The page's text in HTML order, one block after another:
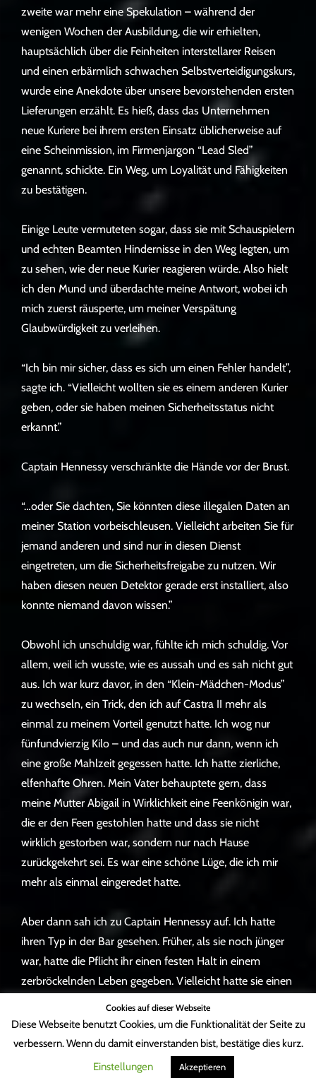
zweite war mehr eine Spekulation – während der
wenigen Wochen der Ausbildung, die wir erhielten,
hauptsächlich über die Feinheiten interstellarer Reisen
und einen erbärmlich schwachen Selbstverteidigungskurs,
wurde eine Anekdote über unsere bevorstehenden ersten
Lieferungen erzählt. Es hieß, dass das Unternehmen
neue Kuriere bei ihrem ersten Einsatz üblicherweise auf
eine Scheinmission, im Firmenjargon “Lead Sled”
genannt, schickte. Ein Weg, um Loyalität und Fähigkeiten
zu bestätigen.
Einige Leute vermuteten sogar, dass sie mit Schauspielern
und echten Beamten Hindernisse in den Weg legten, um
zu sehen, wie der neue Kurier reagieren würde. Also hielt
ich den Mund und überdachte meine Antwort, wobei ich
mich zuerst räusperte, um meiner Verspätung
Glaubwürdigkeit zu verleihen.
“Ich bin mir sicher, dass es sich um einen Fehler handelt”,
sagte ich. “Vielleicht wollten sie es einem anderen Kurier
geben, oder sie haben meinen Sicherheitsstatus nicht
erkannt.”
Captain Hennessy verschränkte die Hände vor der Brust.
“…oder Sie dachten, Sie könnten diese illegalen Daten an
meiner Station vorbeischleusen. Vielleicht arbeiten Sie für
jemand anderen und sind nur in diesen Dienst
eingetreten, um die Sicherheitsfreigabe zu nutzen. Wir
haben diesen neuen Detektor gerade erst installiert, also
konnte niemand davon wissen.”
Obwohl ich unschuldig war, fühlte ich mich schuldig. Vor
allem, weil ich wusste, wie es aussah und es sah nicht gut
aus. Ich war kurz davor, in den “Klein-Mädchen-Modus”
zu wechseln, ein Trick, den ich auf Castra II mehr als
einmal zu meinem Vorteil genutzt hatte. Ich wog nur
fünfundvierzig Kilo – und das auch nur dann, wenn ich
eine große Mahlzeit gegessen hatte. Ich hatte zierliche,
elfenhafte Ohren. Mein Vater behauptete gern, dass
meine Mutter Abigail in Wirklichkeit eine Feenkönigin war,
die er den Feen gestohlen hatte und dass sie nicht
wirklich gestorben war, sondern nur nach Hause
zurückgekehrt sei. Es war eine schöne Lüge, die ich mir
mehr als einmal eingeredet hatte.
Aber dann sah ich zu Captain Hennessy auf. Ich hatte
ihren Typ in der Bar gesehen. Früher, als sie noch jünger
war, hatte die Pflicht ihr einen festen Halt in einem
zerbröckelnden Leben gegeben. Vielleicht hatte sie einen
misshandelnden Vater oder eine schlechte Ehe gehabt,
aber der Sicherheitsdienst hatte ihr eine Möglichkeit
gegeben, einen Teil ihres Lebens zu kontrollieren. Ich
wusste nicht, ob es klappen würde, aber ich musste es
riskieren. Ich ließ die Schultern sinken und legte das Kinn
Cookies auf dieser Webseite
Diese Webseite benutzt Cookies, um die Funktionalität der Seite zu
verbessern. Wenn du damit einverstanden bist, bestätige dies kurz.
Einstellungen
Akzeptieren